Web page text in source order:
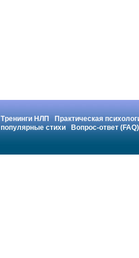
Тренинги НЛП
Практическая
популярные стихи
Вопрос-ответ (FAQ)